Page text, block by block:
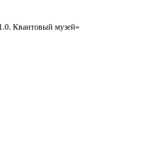
Квантовый музей»